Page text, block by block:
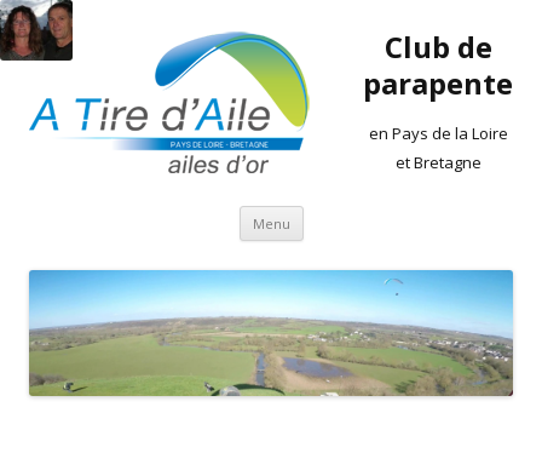
Club de
parapente
en Pays de la Loire
et Bretagne
Menu Aller
contenu